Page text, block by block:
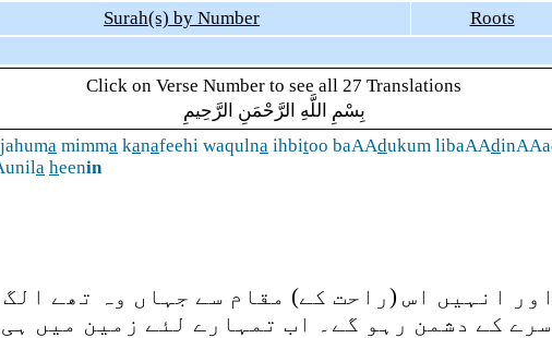
Surah(s) by Number Roots
Click on Verse Number to see all 27 Translations
بِسْمِ اللَّهِ الرَّحْمَنِ الرَّحِيمِ
a mimma kanafeehi waqulna ihbitoo baAAdukum libaAAd
a heenin
انہیں اس (راحت کے) مقام سے جہاں وہ تھے
کے دشمن رہو گے۔ اب تمہارے لئے زمین میں